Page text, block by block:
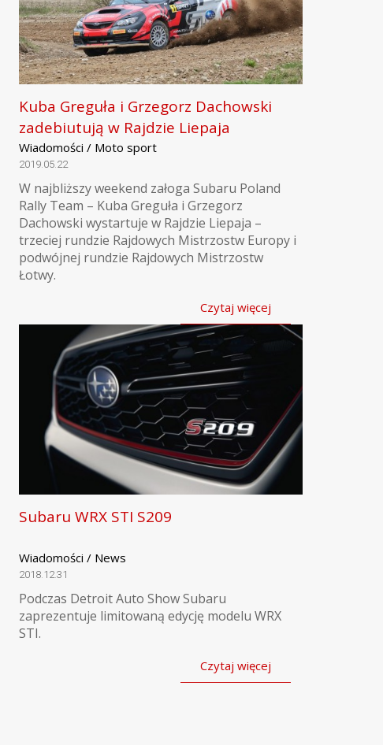
Kuba Greguła i Grzegorz Dachowski
zadebiutują w Rajdzie Liepaja
Wiadomości / Moto sport
2019.05.22
W najbliższy weekend załoga Subaru Poland
Rally Team – Kuba Greguła i Grzegorz
Dachowski wystartuje w Rajdzie Liepaja –
trzeciej rundzie Rajdowych Mistrzostw Europy i
podwójnej rundzie Rajdowych Mistrzostw
Łotwy.
Czytaj więcej
Subaru WRX STI S209
Wiadomości / News
2018.12.31
Podczas Detroit Auto Show Subaru
zaprezentuje limitowaną edycję modelu WRX
STI.
Czytaj więcej